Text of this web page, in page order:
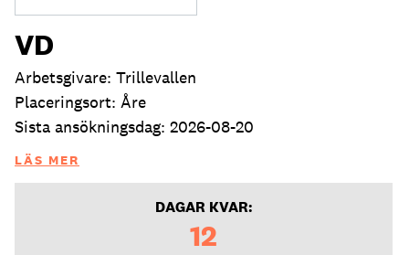
VD
Arbetsgivare: Trillevallen
Placeringsort: Åre
Sista ansökningsdag: 2026-08-20
LÄS MER
DAGAR KVAR:
12